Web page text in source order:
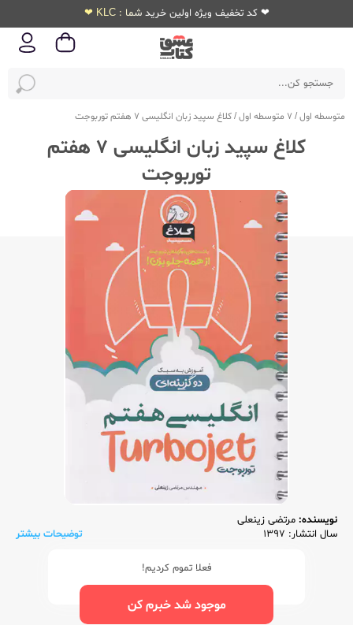
❤ کد تخفیف ویژه اولین خرید شما : KLC ❤
متوسطه اول/ 7 متوسطه اول /کلاغ سپید زبان انگلیسی 7 هفتم توربوجت
کلاغ سپید زبان انگلیسی 7 هفتم
توربوجت
نویسنده: مرتضی زینعلی
سال انتشار: 1397
توضیحات بیشتر
فعلا تموم کردیم!
موجود شد خبرم کن